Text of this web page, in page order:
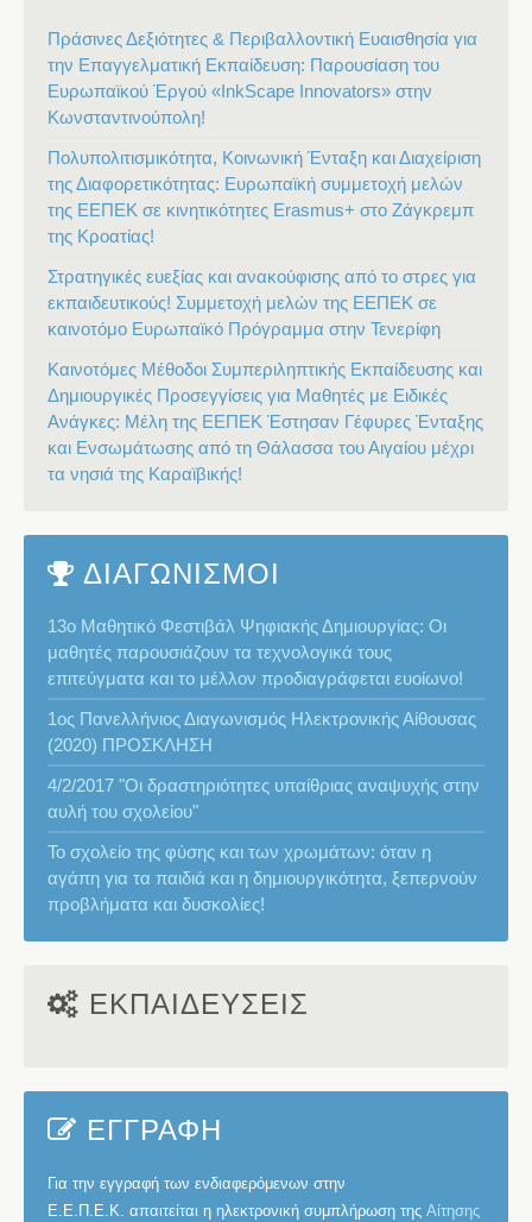
Πράσινες Δεξιότητες & Περιβαλλοντική Ευαισθησία για
την Επαγγελματική Εκπαίδευση: Παρουσίαση του
Ευρωπαϊκού Έργού «InkScape Innovators» στην
Κωνσταντινούπολη!
Πολυπολιτισμικότητα, Κοινωνική Ένταξη και Διαχείριση
της Διαφορετικότητας: Ευρωπαϊκή συμμετοχή μελών
της ΕΕΠΕΚ σε κινητικότητες Erasmus+ στο Ζάγκρεμπ
της Κροατίας!
Στρατηγικές ευεξίας και ανακούφισης από το στρες για
εκπαιδευτικούς! Συμμετοχή μελών της ΕΕΠΕΚ σε
καινοτόμο Ευρωπαϊκό Πρόγραμμα στην Τενερίφη
Καινοτόμες Μέθοδοι Συμπεριληπτικής Εκπαίδευσης και
Δημιουργικές Προσεγγίσεις για Μαθητές με Ειδικές
Ανάγκες: Μέλη της ΕΕΠΕΚ Έστησαν Γέφυρες Ένταξης
και Ενσωμάτωσης από τη Θάλασσα του Αιγαίου μέχρι
τα νησιά της Καραϊβικής!
ΔΙΑΓΩΝΙΣΜΟΙ
13ο Μαθητικό Φεστιβάλ Ψηφιακής Δημιουργίας: Οι
μαθητές παρουσιάζουν τα τεχνολογικά τους
επιτεύγματα και το μέλλον προδιαγράφεται ευοίωνο!
1ος Πανελλήνιος Διαγωνισμός Ηλεκτρονικής Αίθουσας
(2020) ΠΡΟΣΚΛΗΣΗ
4/2/2017 "Οι δραστηριότητες υπαίθριας αναψυχής στην
αυλή του σχολείου"
Το σχολείο της φύσης και των χρωμάτων: όταν η
αγάπη για τα παιδιά και η δημιουργικότητα, ξεπερνούν
προβλήματα και δυσκολίες!
ΕΚΠΑΙΔΕΥΣΕΙΣ
ΕΓΓΡΑΦΗ
Για την εγγραφή των ενδιαφερόμενων στην
Ε.Ε.Π.Ε.Κ. απαιτείται η ηλεκτρονική συμπλήρωση της Αίτησης